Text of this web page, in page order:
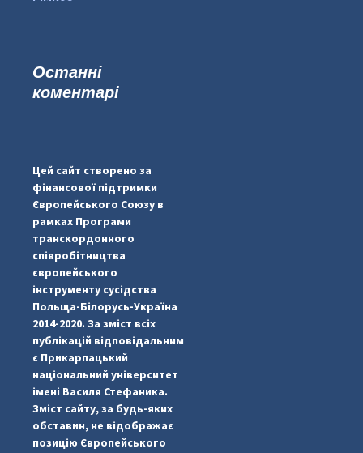
Останні
коментарі
Цей сайт створено за
фінансової підтримки
Європейського Союзу в
рамках Програми
транскордонного
співробітництва
європейського
інструменту сусідства
Польща-Білорусь-Україна
2014-2020. За зміст всіх
публікацій відповідальним
є Прикарпацький
національний університет
імені Василя Стефаника.
Зміст сайту, за будь-яких
обставин, не відображає
позицію Європейського